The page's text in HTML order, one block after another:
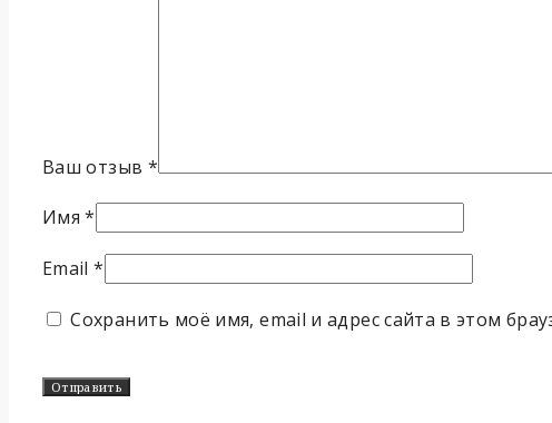
Ваш отзыв *
Имя*
Email*
Сохранить моё имя, email и адрес сайта в этом